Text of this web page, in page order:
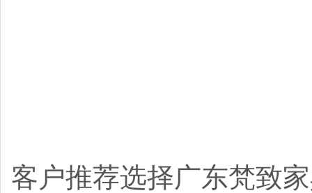
客户推荐选择广东梵致